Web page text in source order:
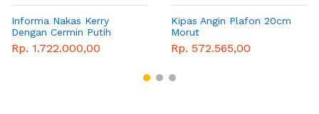
Kipas Angin Plafon 20cm
Morut
Rp. 572.565,00
Kursi Tunggu